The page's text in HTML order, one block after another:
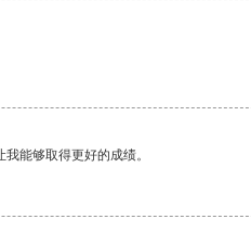
能够取得更好的成绩。